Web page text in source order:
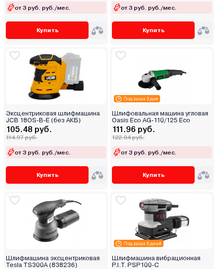
от 3 руб. руб./мес.
Купить
от 3 руб. руб./мес.
Купить
Эксцентриковая шлифмашина
JCB 18OS-B-E (без АКБ)
105.48 руб.
114.97 руб.
от 3 руб. руб./мес.
Купить
Под заказ 3 дня
Шлифовальная машина угловая
Oasis Eco AG-110/125 Eco
111.96 руб.
122.04 руб.
от 3 руб. руб./мес.
Купить
Шлифмашина эксцентриковая
Tesla TS300A (838236)
Под заказ 5 дней
Шлифмашина вибрационная
P.I.T. PSP100-C